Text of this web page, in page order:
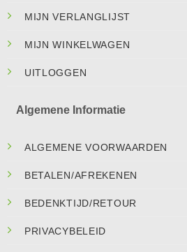
MIJN VERLANGLIJST
MIJN WINKELWAGEN
UITLOGGEN
Algemene Informatie
ALGEMENE VOORWAARDEN
BETALEN/AFREKENEN
BEDENKTIJD/RETOUR
PRIVACYBELEID